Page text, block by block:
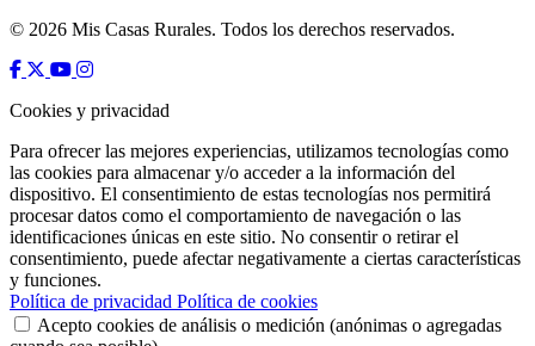
© 2026 Mis Casas Rurales. Todos los derechos reservados.
Cookies y privacidad
Para ofrecer las mejores experiencias, utilizamos tecnologías como
las cookies para almacenar y/o acceder a la información del
dispositivo. El consentimiento de estas tecnologías nos permitirá
procesar datos como el comportamiento de navegación o las
identificaciones únicas en este sitio. No consentir o retirar el
consentimiento, puede afectar negativamente a ciertas características
y funciones.
Política de privacidad Política de cookies
Acepto cookies de análisis o medición (anónimas o agregadas